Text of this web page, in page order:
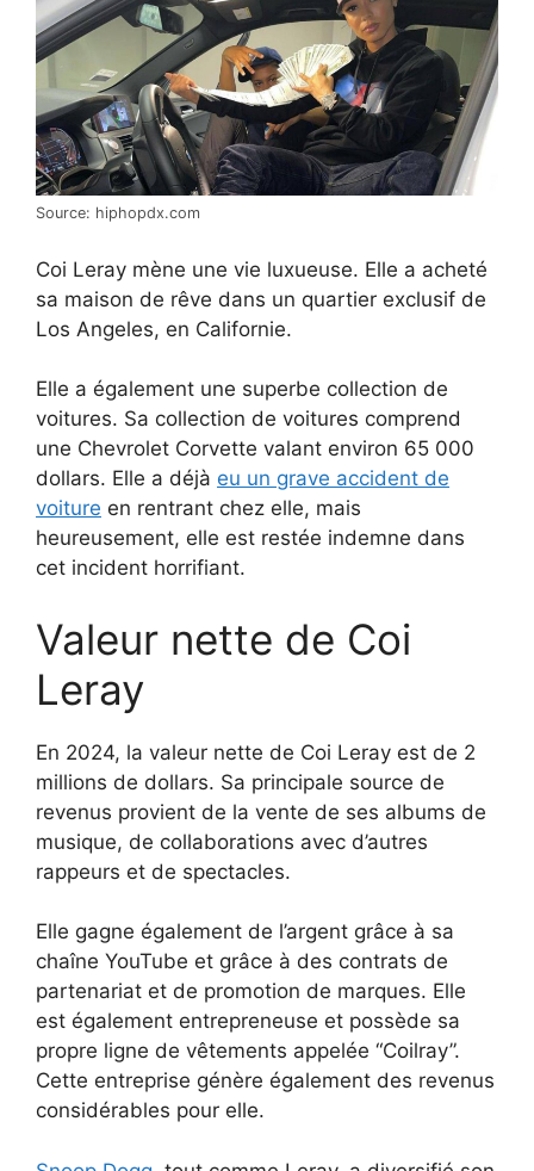
Source: hiphopdx.com
Coi Leray mène une vie luxueuse. Elle a acheté
sa maison de rêve dans un quartier exclusif de
Los Angeles, en Californie.
Elle a également une superbe collection de
voitures. Sa collection de voitures comprend
une Chevrolet Corvette valant environ 65 000
dollars. Elle a déjà eu un grave accident de
voiture en rentrant chez elle, mais
heureusement, elle est restée indemne dans
cet incident horrifiant.
Valeur nette de Coi
Leray
En 2024, la valeur nette de Coi Leray est de 2
millions de dollars. Sa principale source de
revenus provient de la vente de ses albums de
musique, de collaborations avec d’autres
rappeurs et de spectacles.
Elle gagne également de l’argent grâce à sa
chaîne YouTube et grâce à des contrats de
partenariat et de promotion de marques. Elle
est également entrepreneuse et possède sa
propre ligne de vêtements appelée “Coilray”.
Cette entreprise génère également des revenus
considérables pour elle.